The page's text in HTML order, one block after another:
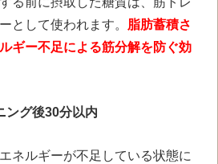
として使われます。 脂肪蓄積さ
ギー不足による筋分解を防ぐ効
ング後30分以内
ネルギーが不足している状態に